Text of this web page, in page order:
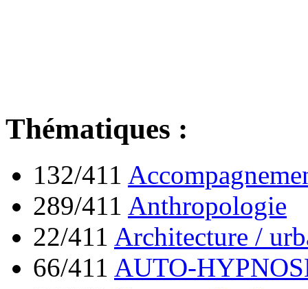
Thématiques :
132/411
289/411 Anthropologie
22/411 Architecture /
66/411 AUTO-